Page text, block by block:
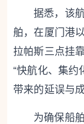
据悉，该
舶，在厦门港
拉帕斯三点挂
“快航化、集约
带来的延误与成
为确保船